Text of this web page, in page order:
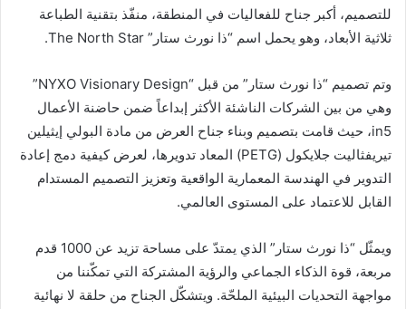
للتصميم، أكبر جناح للفعاليات في المنطقة، منفّذ بتقنية الطباعة
ثلاثية الأبعاد، وهو يحمل اسم “ذا نورث ستار” The North Star.
وتم تصميم “ذا نورث ستار” من قبل “NYXO Visionary Design”
وهي من بين الشركات الناشئة الأكثر إبداعاً ضمن حاضنة الأعمال
in5، حيث قامت بتصميم وبناء جناح العرض من مادة البولي إيثيلين
تيريفثاليت جلايكول (PETG) المعاد تدويرها، لعرض كيفية دمج إعادة
التدوير في الهندسة المعمارية الواقعية وتعزيز التصميم المستدام
القابل للاعتماد على المستوى العالمي.
ويمثّل “ذا نورث ستار” الذي يمتدّ على مساحة تزيد عن 1000 قدم
مربعة، قوة الذكاء الجماعي والرؤية المشتركة التي تمكّننا من
مواجهة التحديات البيئية الملحّة. ويتشكّل الجناح من حلقة لا نهائية